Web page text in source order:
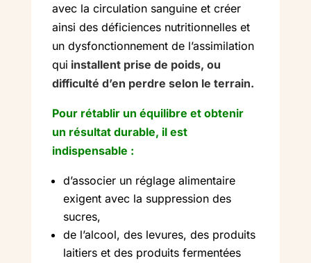
avec la circulation sanguine et créer
ainsi des déficiences nutritionnelles et
un dysfonctionnement de l’assimilation
qui installent prise de poids, ou
difficulté d’en perdre selon le terrain.
Pour rétablir un équilibre et obtenir
un résultat durable, il est
indispensable :
d’associer un réglage alimentaire
exigent avec la suppression des
sucres,
de l’alcool, des levures, des produits
laitiers et des produits fermentées